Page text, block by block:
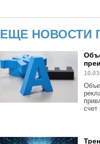
ЕЩЕ НОВОСТИ
счет